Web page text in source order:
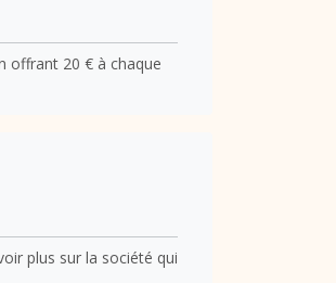
offrant 20 € à chaque
plus sur la société qui